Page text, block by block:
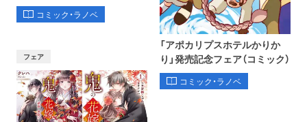
コミック・ラノベ
フェア
「アポカリプスホテルかりか
り」発売記念フェア（コミック）
コミック・ラノベ